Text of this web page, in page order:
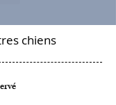
chiens